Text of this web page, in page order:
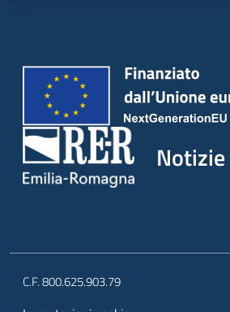
Notizie
C.F. 800.625.903.79